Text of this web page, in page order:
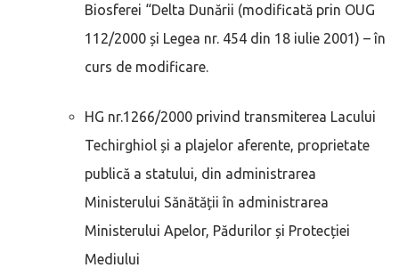
Biosferei “Delta Dunării (modificată prin OUG
112/2000 și Legea nr. 454 din 18 iulie 2001) – în
curs de modificare.
HG nr.1266/2000 privind transmiterea Lacului
Techirghiol și a plajelor aferente, proprietate
publică a statului, din administrarea
Ministerului Sănătății în administrarea
Ministerului Apelor, Pădurilor și Protecției
Mediului